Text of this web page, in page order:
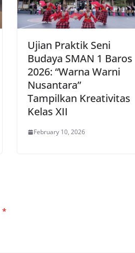
Ujian Praktik Seni
Budaya SMAN 1 Baros
2026: “Warna Warni
Nusantara”
Tampilkan Kreativitas
Kelas XII
February 10, 2026
*